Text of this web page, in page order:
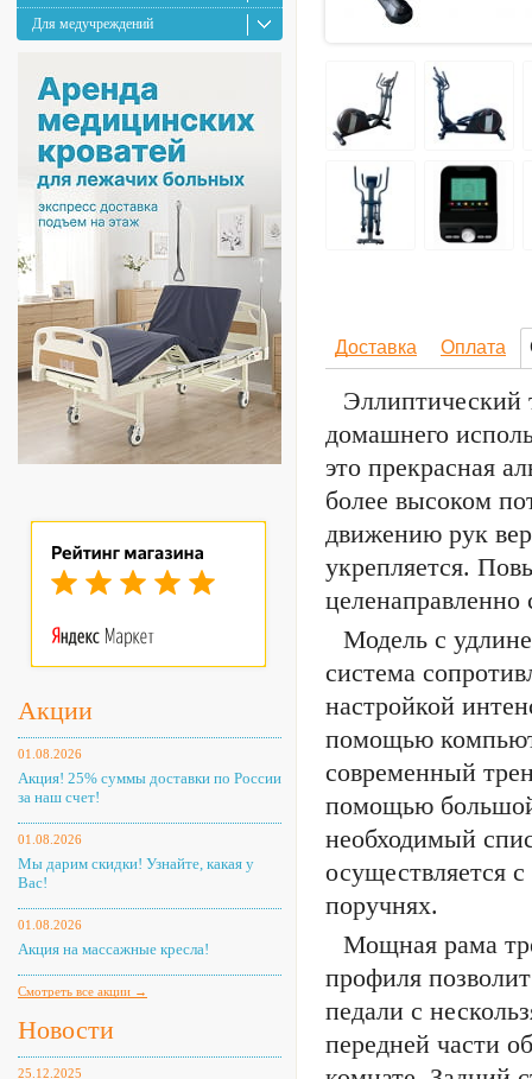
Для медучреждений
Акции
01.08.2026
Акция! 25% суммы доставки по России
за наш счет!
01.08.2026
Мы дарим скидки! Узнайте, какая у
Вас!
01.08.2026
Акция на массажные кресла!
Смотреть все акции →
Новости
25.12.2025
Доставка Оплата
Эллиптический
домашнего
это прекрасная
более высоком
движению рук
укрепляется.
Модель с
система
настройкой
помощью
современный
помощью большой
необходимый
осуществляется
поручнях.
Мощная рама
профиля
педали с
передней части